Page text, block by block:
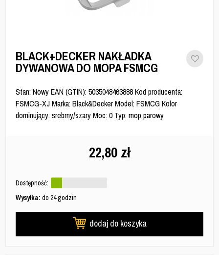
BLACK+DECKER NAKŁADKA
DYWANOWA DO MOPA FSMCG
Stan: Nowy EAN (GTIN): 5035048463888 Kod producenta:
FSMCG-XJ Marka: Black&Decker Model: FSMCG Kolor
dominujący: srebrny/szary Moc: 0 Typ: mop parowy
22,80 zł
Dostępność:
Wysyłka: do 24 godzin
dodaj do koszyka